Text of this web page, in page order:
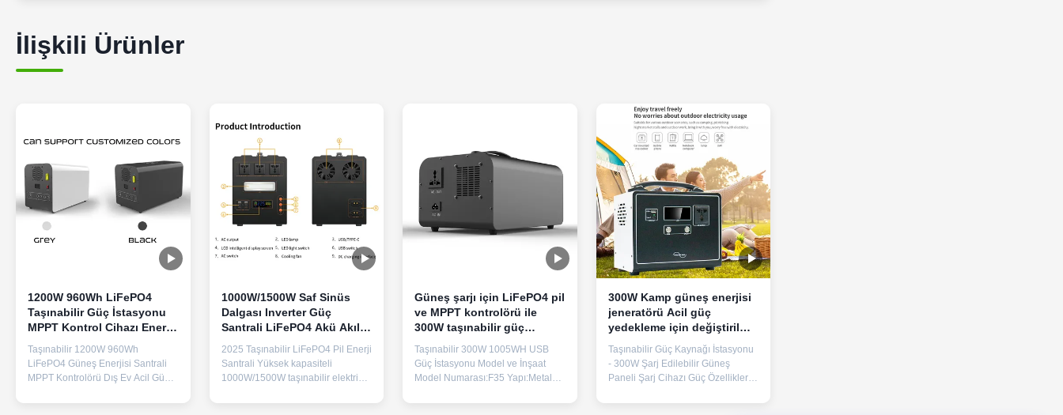
İlişkili Ürünler
1200W 960Wh LiFePO4
Taşınabilir Güç İstasyonu
MPPT Kontrol Cihazı Enerji
Depolama Güç Kaynağı
Taşınabilir 1200W 960Wh
LiFePO4 Güneş Enerjisi Santrali
MPPT Kontrolörü Dış Ev Acil Güç
Kabuk Ürün Özellikleri Ürün Adı
1000W/1500W Saf Sinüs
Dalgası Inverter Güç
Santrali LiFePO4 Akü Akıllı
BMS ve Hızlı Şarjla Enerji
Depolama
2025 Taşınabilir LiFePO4 Pil Enerji
Santrali Yüksek kapasiteli
1000W/1500W taşınabilir elektrik
çıkışı ile, 3 AC prizine ve güvenilir
Güneş şarjı için LiFePO4 pil
ve MPPT kontrolörü ile
300W taşınabilir güç
kaynağı
Taşınabilir 300W 1005WH USB
Güç İstasyonu Model ve İnşaat
Model Numarası:F35 Yapı:Metal
Ağırlık:9,5 kilo Boyutlar:294 mm ×
300W Kamp güneş enerjisi
jeneratörü Acil güç
yedekleme için değiştirilmiş
sinüs dalgası
Taşınabilir Güç Kaynağı İstasyonu
- 300W Şarj Edilebilir Güneş
Paneli Şarj Cihazı Güç Özellikleri
Güç 600W Çıkış Gerilimi 220V